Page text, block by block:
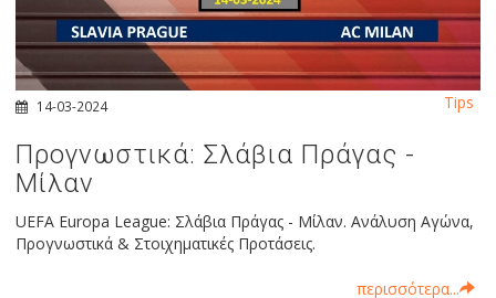
14-03-2024
Προγνωστικά: Σλάβια Πράγας -
Μίλαν
UEFA Europa League: Σλάβια Πράγας - Μίλαν. Ανάλυση Αγώνα,
Προγνωστικά & Στοιχηματικές Προτάσεις.
περισσότερα...
Tips